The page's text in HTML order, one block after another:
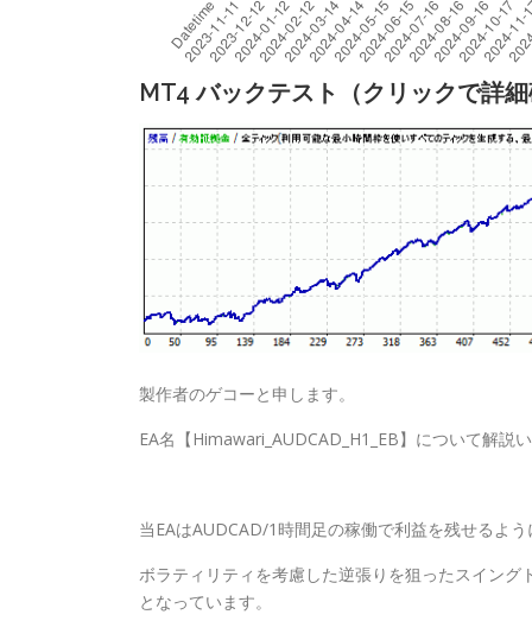
MT4 バックテスト（クリックで詳
製作者のゲコーと申します。
EA名【Himawari_AUDCAD_H1_EB】について解説
当EAはAUDCAD/1時間足の稼働で利益を残せるよ
ボラティリティを考慮した逆張りを狙ったスイン
となっています。